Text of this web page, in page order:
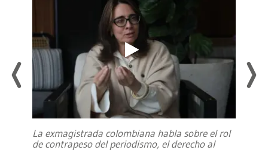
La exmagistrada colombiana habla sobre el rol
de contrapeso del periodismo, el derecho al